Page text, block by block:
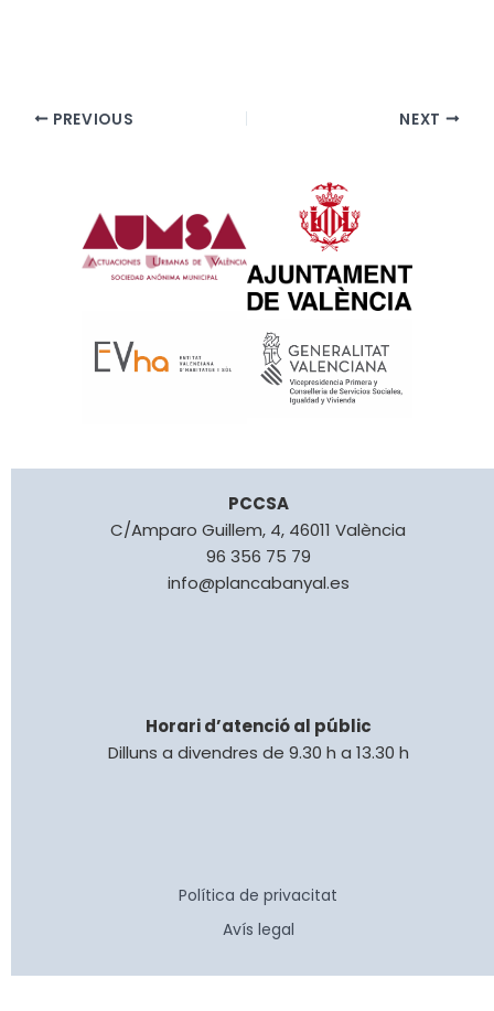
PREVIOUS NEXT
PCCSA
C/Amparo Guillem, 4, 46011 València
96 356 75 79
info@plancabanyal.es
Horari d’atenció al públic
Dilluns a divendres de 9.30 h a 13.30 h
Política de privacitat
Avís legal